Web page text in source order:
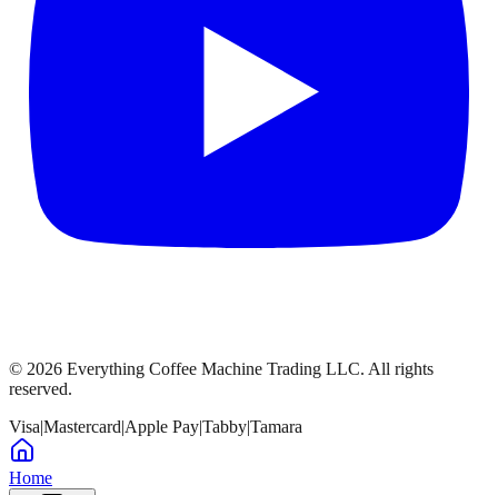
© 2026 Everything Coffee Machine Trading LLC. All rights
reserved.
Visa|Mastercard|Apple Pay|Tabby|Tamara
Home